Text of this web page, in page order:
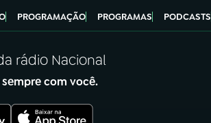
PROGRAMAÇÃO PROGRAMAS PODCASTS
rádio Nacional
com você.